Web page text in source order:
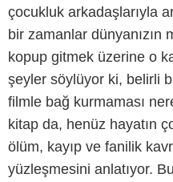
çocukluk arkadaşlarıyla
bir zamanlar dünyanızın
kopup gitmek üzerine o
şeyler söylüyor ki, belirli
filmle bağ kurmaması
kitap da, henüz hayatın
ölüm, kayıp ve fanilik
yüzleşmesini anlatıyor.